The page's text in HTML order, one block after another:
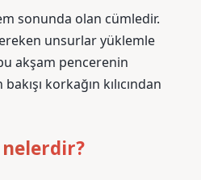
sonunda olan cümledir.
unsurlar yüklemle
bu akşam pencerenin
korkağın kılıcından